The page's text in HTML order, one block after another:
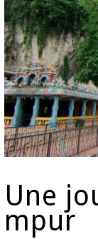
Une
mpur